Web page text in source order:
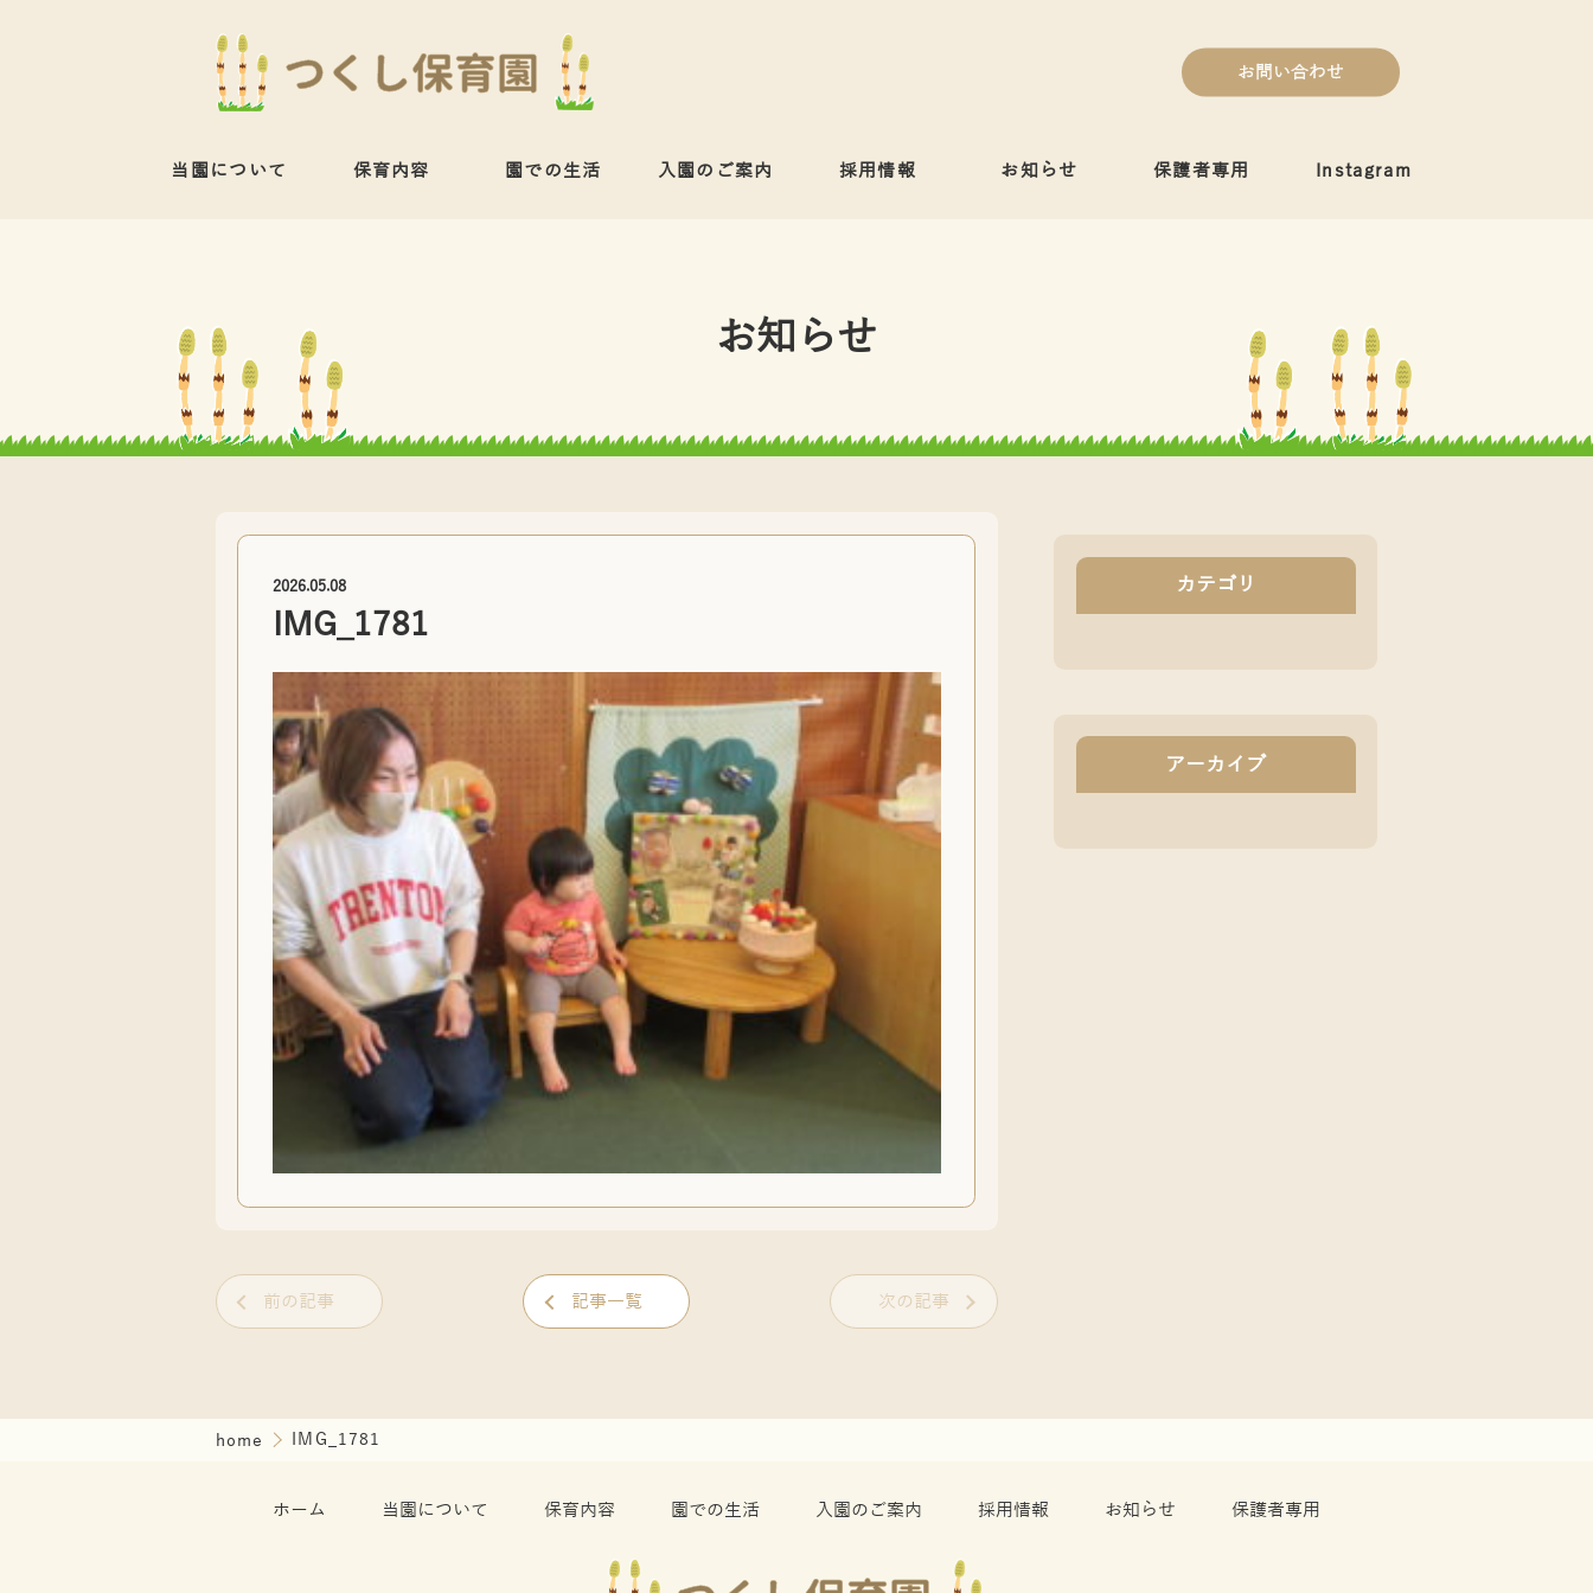
お問い合わせ
当園について 保育内容 園での生活 入園のご案内 採用情報 お知らせ 保護者専用 Instagram
お知らせ
2026.05.08
IMG_1781
前の記事 記事一覧 次の記事
カテゴリ
アーカイブ
home IMG_1781
ホーム 当園について 保育内容 園での生活 入園のご案内 採用情報 お知らせ 保護者専用